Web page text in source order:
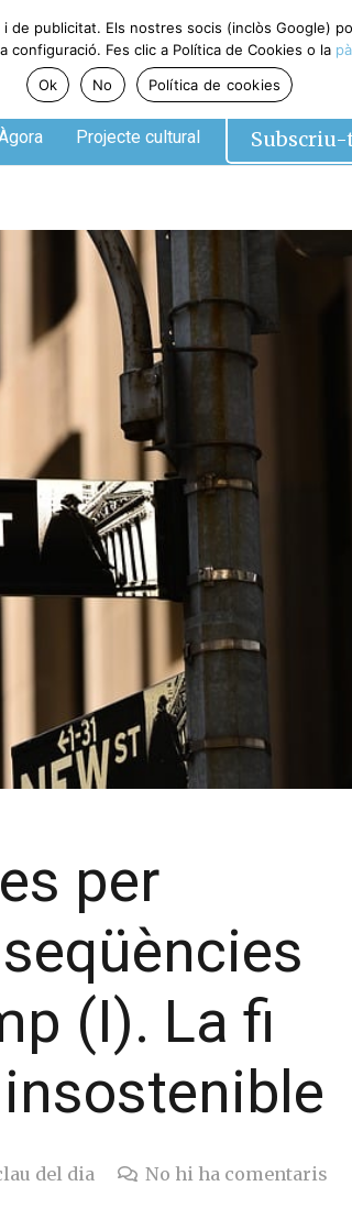
Projecte cultural Subscriu-
per
(I). La fi
del dia No hi ha comentaris
publicitat. Els nostres socis (inclòs Google)
Fes clic a Política de Cookies o la
Ok
No Política de cookies